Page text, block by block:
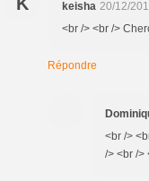
keisha 20/12/
<br /> <br />
Répondre
<br />
/> <br />